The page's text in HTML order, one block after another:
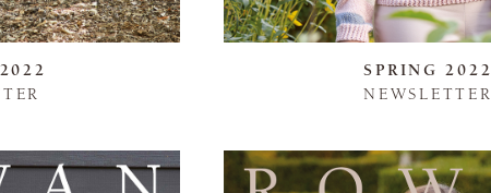
SPRING 2022
NEWSLETTER